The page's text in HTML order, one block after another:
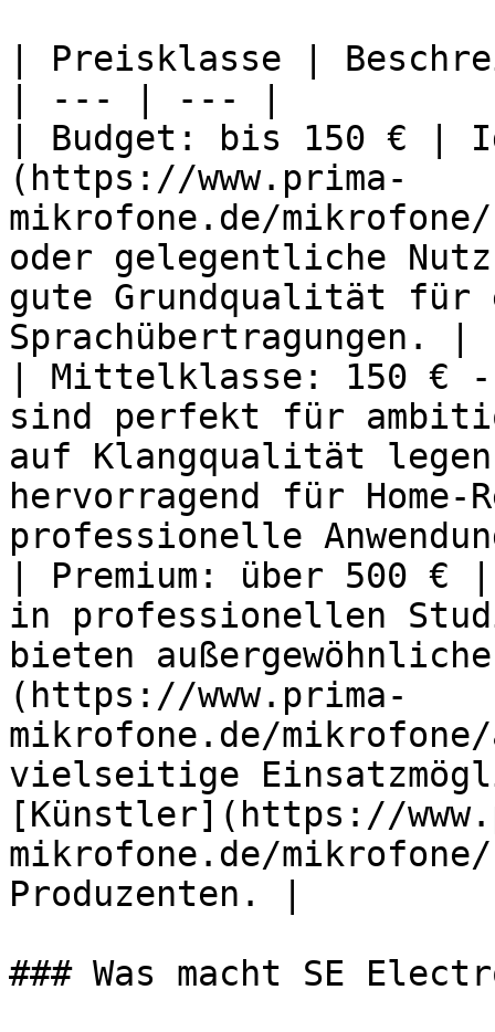
| Preisklasse |
| --- | --- |
| Budget: bis 150 € |
(https://www.prima-
mikrofone.de/
oder gelegentliche
gute Grundqualität für
Sprachübertragungen. |
| Mittelklasse: 150 €
sind perfekt für
auf Klangqualität
hervorragend für Home-
professionelle
| Premium: über 500 €
in professionellen
bieten
(https://www.prima-
mikrofone.de/
vielseitige
[Künstler](https://
mikrofone.de/
Produzenten. |
### Was macht SE